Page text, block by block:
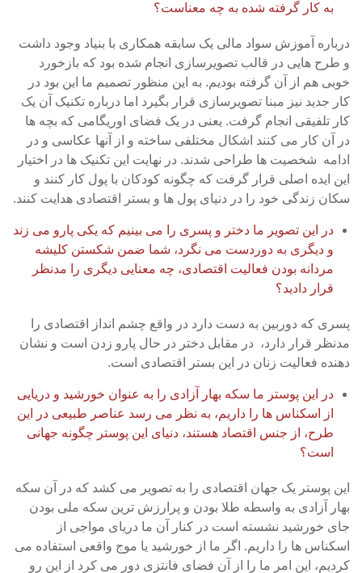
به کار گرفته شده به چه معناست؟
درباره آموزش سواد مالی یک سابقه همکاری با بنیاد وجود داشت
و طرح هایی در قالب تصویرسازی انجام شده بود که بازخورد
خوبی هم از آن گرفته بودیم. به این منظور تصمیم ما این بود در
کار جدید نیز مبنا تصویرسازی قرار بگیرد اما درباره تکنیک آن یک
کار تلفیقی انجام گرفت. یعنی در یک فضای اوریگامی که بچه ها
در آن کار می کنند اشکال مختلفی ساخته و از آنها عکاسی و در
ادامه شخصیت ها طراحی شدند. در نهایت این تکنیک ها در اختیار
این ایده اصلی قرار گرفت که چگونه کودکان با پول کار کنند و
سکان زندگی خود را در دنیای پول ها و بستر اقتصادی هدایت کنند.
در این تصویر ما دختر و پسری را می بینیم که یکی پارو می زند
و دیگری به دوردست می نگرد، شما ضمن شکستن کلیشه
مردانه بودن فعالیت اقتصادی، چه معنایی دیگری را مدنظر
قرار دادید؟
پسری که دوربین به دست دارد در واقع چشم انداز اقتصادی را
مدنظر قرار دارد، در مقابل دختر در حال پارو زدن است و نشان
دهنده فعالیت زنان در این بستر اقتصادی است.
در این پوستر ما سکه بهار آزادی را به عنوان خورشید و دریایی
از اسکناس ها را داریم، به نظر می رسد عناصر طبیعی در این
طرح، از جنس اقتصاد هستند، دنیای این پوستر چگونه جهانی
است؟
این پوستر یک جهان اقتصادی را به تصویر می کشد که در آن سکه
بهار آزادی به واسطه طلا بودن و پرارزش ترین سکه ملی بودن
جای خورشید نشسته است در کنار آن ما دریای مواجی از
اسکناس ها را داریم. اگر ما از خورشید یا موج واقعی استفاده می
کردیم، این امر ما را از آن فضای فانتزی دور می کرد از این رو